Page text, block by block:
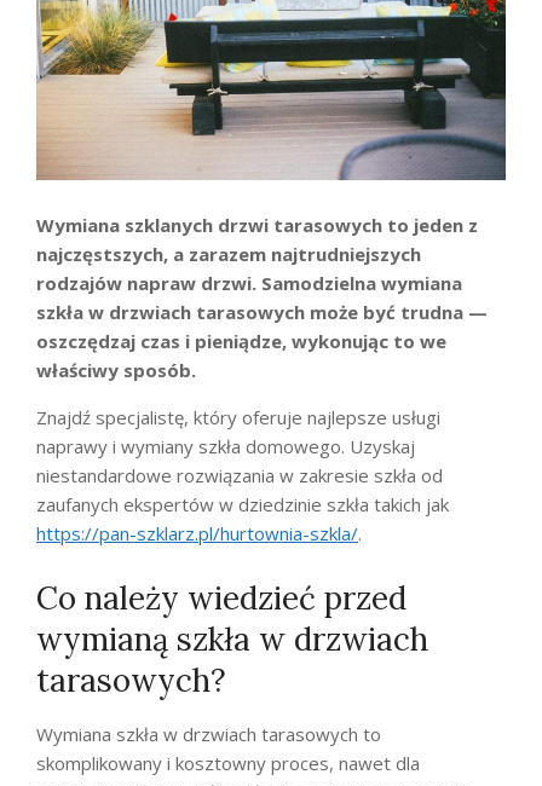
Wymiana szklanych drzwi tarasowych to jeden z
najczęstszych, a zarazem najtrudniejszych
rodzajów napraw drzwi. Samodzielna wymiana
szkła w drzwiach tarasowych może być trudna —
oszczędzaj czas i pieniądze, wykonując to we
właściwy sposób.
Znajdź specjalistę, który oferuje najlepsze usługi
naprawy i wymiany szkła domowego. Uzyskaj
niestandardowe rozwiązania w zakresie szkła od
zaufanych ekspertów w dziedzinie szkła takich jak
https://pan-szklarz.pl/hurtownia-szkla/.
Co należy wiedzieć przed
wymianą szkła w drzwiach
tarasowych?
Wymiana szkła w drzwiach tarasowych to
skomplikowany i kosztowny proces, nawet dla